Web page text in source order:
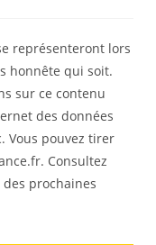
représenteront lors
honnête qui soit.
sur ce contenu
des données
Vous pouvez tirer
Consultez
prochaines